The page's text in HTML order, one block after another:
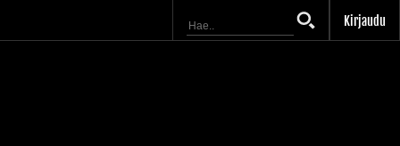
Kirjaudu